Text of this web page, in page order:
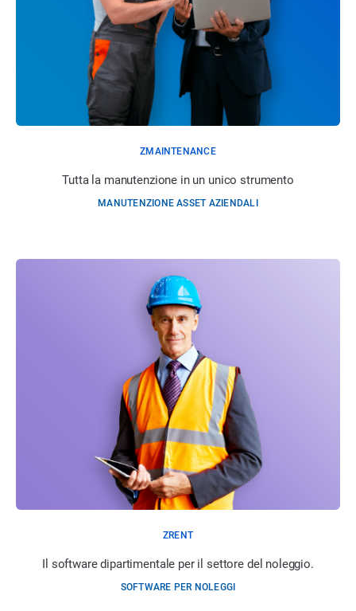
ZMAINTENANCE
Tutta la manutenzione in un unico strumento
MANUTENZIONE ASSET AZIENDALI
ZRENT
Il software dipartimentale per il settore del noleggio.
SOFTWARE PER NOLEGGI